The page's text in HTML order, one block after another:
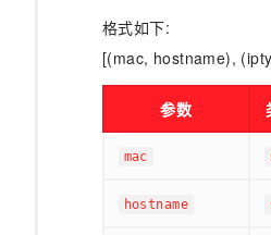
格式如下:
[(mac, hostname),
参数
mac
hostname